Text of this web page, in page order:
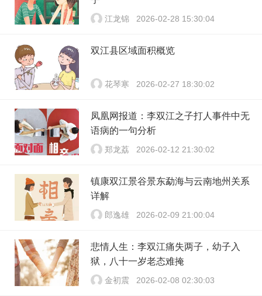
江龙锦 2026-02-28 15:30:04
双江县区域面积概览
花琴寒 2026-02-27 18:30:02
凤凰网报道：李双江之子打人事件中无
语病的一句分析
郑龙荔 2026-02-12 21:30:02
镇康双江景谷景东勐海与云南地州关系
详解
郎逸雄 2026-02-09 21:00:04
悲情人生：李双江痛失两子，幼子入
狱，八十一岁老态难掩
金初震 2026-02-08 02:30:03